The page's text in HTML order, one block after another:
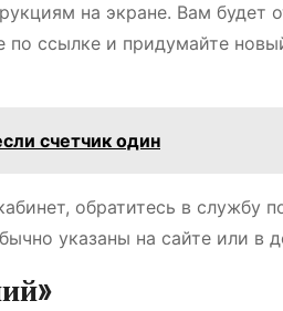
на экране. Вам будет
ссылке и придумайте
счетчик один
обратитесь в службу
указаны на сайте или в